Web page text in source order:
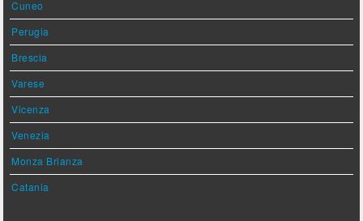
Cuneo
Perugia
Brescia
Varese
Vicenza
Venezia
Monza Brianza
Catania